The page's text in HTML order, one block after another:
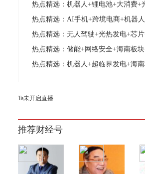
热点精选：机器人+锂电池+大消费+
热点精选：AI手机+跨境电商+机器
热点精选：无人驾驶+光热发电+芯
热点精选：储能+网络安全+海南板
热点精选：机器人+超临界发电+海南板块+
Ta未开启直播
推荐财经号